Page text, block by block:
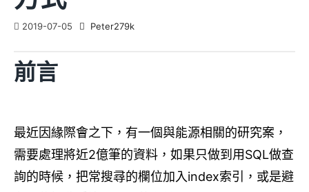
2019-07-05 Peter279k
前言
最近因緣際會之下，有一個與能源相關的研究案，
需要處理將近2億筆的資料，如果只做到用SQL做查
詢的時候，把常搜尋的欄位加入index索引，或是避